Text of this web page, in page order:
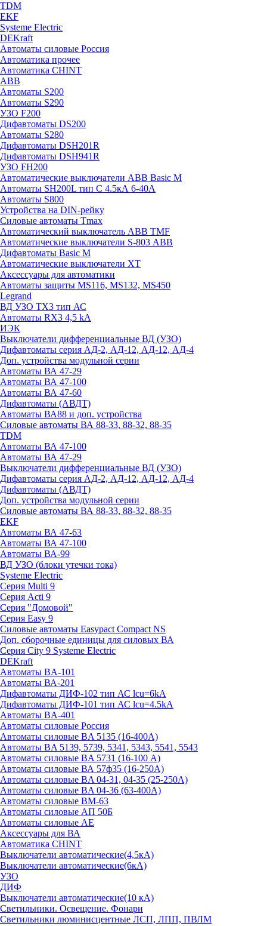
TDM
EKF
Systeme Electric
DEKraft
Автоматы силовые Россия
Автоматика прочее
Автоматика CHINT
ABB
Автоматы S200
Автоматы S290
УЗО F200
Дифавтоматы DS200
Автоматы S280
Дифавтоматы DSH201R
Дифавтоматы DSH941R
УЗО FH200
Автоматические выключатели ABB Basic M
Автоматы SH200L тип С 4.5кА 6-40А
Автоматы S800
Устройства на DIN-рейку
Силовые автоматы Tmax
Автоматический выключатель ABB TMF
Автоматические выключатели S-803 АВВ
Дифавтоматы Basic M
Автоматические выключатели XT
Аксессуары для автоматики
Автоматы защиты MS116, MS132, MS450
Legrand
ВД УЗО TX3 тип АС
Автоматы RX3 4,5 kA
ИЭК
Выключатели дифференциальные ВД (УЗО)
Дифавтоматы серия АД-2, АД-12, АД-12, АД-4
Доп. устройства модульной серии
Автоматы ВА 47-29
Автоматы ВА 47-100
Автоматы ВА 47-60
Дифавтоматы (АВДТ)
Автоматы ВА88 и доп. устройства
Силовые автоматы ВА 88-33, 88-32, 88-35
TDM
Автоматы ВА 47-100
Автоматы ВА 47-29
Выключатели дифференциальные ВД (УЗО)
Дифавтоматы серия АД-2, АД-12, АД-12, АД-4
Дифавтоматы (АВДТ)
Доп. устройства модульной серии
Силовые автоматы ВА 88-33, 88-32, 88-35
EKF
Автоматы ВА 47-63
Автоматы ВА 47-100
Автоматы ВА-99
ВД УЗО (блоки утечки тока)
Systeme Electric
Серия Multi 9
Серия Acti 9
Серия "Домовой"
Серия Easy 9
Силовые автоматы Easypact Compact NS
Доп. сборочные единицы для силовых ВА
Серия City 9 Systeme Electric
DEKraft
Автоматы BA-101
Автоматы ВА-201
Дифавтоматы ДИФ-102 тип АС lcu=6kA
Дифавтоматы ДИФ-101 тип АС lcu=4.5kA
Автоматы BA-401
Автоматы силовые Россия
Автоматы силовые BA 5135 (16-400А)
Автоматы BA 5139, 5739, 5341, 5343, 5541, 5543
Автоматы силовые BA 5731 (16-100 А)
Автоматы силовые ВА 57ф35 (16-250А)
Автоматы силовые BA 04-31, 04-35 (25-250А)
Автоматы силовые BA 04-36 (63-400А)
Автоматы силовые ВМ-63
Автоматы силовые АП 50Б
Автоматы силовые АЕ
Аксессуары для ВА
Автоматика CHINT
Выключатели автоматические(4,5кА)
Выключатели автоматические(6кА)
УЗО
ДИФ
Выключатели автоматические(10 кА)
Светильники. Освещение. Фонари
Светильники люминисцентные ЛСП, ЛПП, ПВЛМ